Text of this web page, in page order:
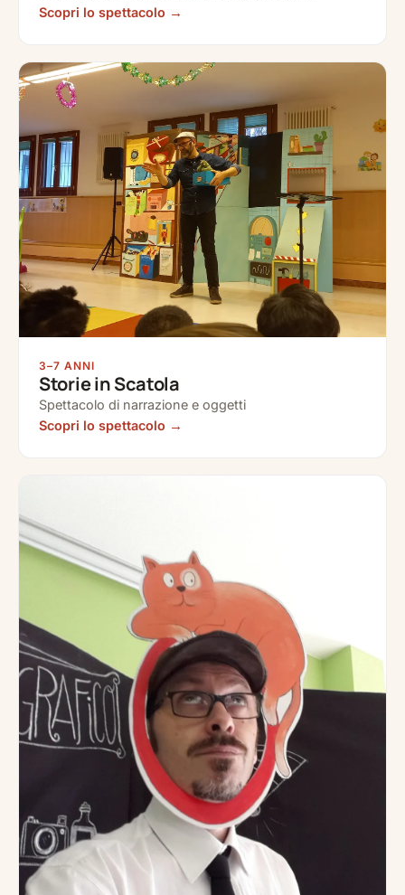
Scopri lo spettacolo
3–7 ANNI
Storie in Scatola
Spettacolo di narrazione e oggetti
Scopri lo spettacolo